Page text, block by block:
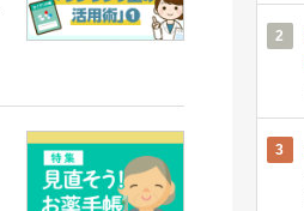
2
3